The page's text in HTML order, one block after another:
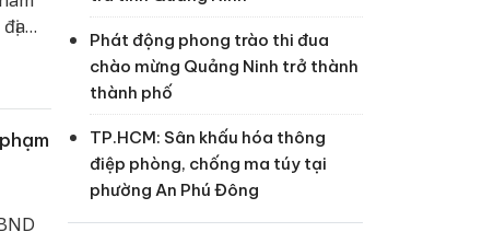
Phát động phong trào thi đua
chào mừng Quảng Ninh trở thành
thành phố
TP.HCM: Sân khấu hóa thông
điệp phòng, chống ma túy tại
phường An Phú Đông